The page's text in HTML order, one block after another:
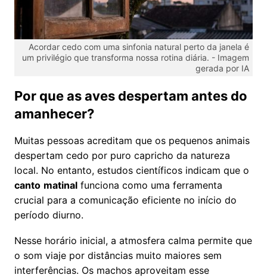
Acordar cedo com uma sinfonia natural perto da janela é
um privilégio que transforma nossa rotina diária. - Imagem
gerada por IA
Por que as aves despertam antes do
amanhecer?
Muitas pessoas acreditam que os pequenos animais
despertam cedo por puro capricho da natureza
local. No entanto, estudos científicos indicam que o
canto matinal funciona como uma ferramenta
crucial para a comunicação eficiente no início do
período diurno.
Nesse horário inicial, a atmosfera calma permite que
o som viaje por distâncias muito maiores sem
interferências. Os machos aproveitam esse